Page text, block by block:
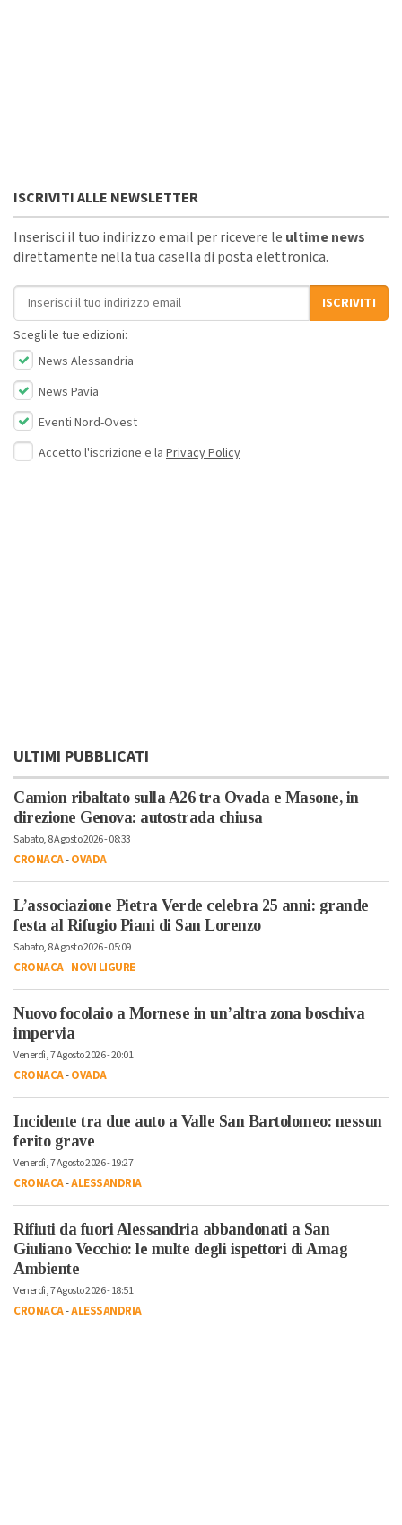
ISCRIVITI ALLE NEWSLETTER
Inserisci il tuo indirizzo email per ricevere le ultime news
direttamente nella tua casella di posta elettronica.
Indirizzo email
ISCRIVITI
Scegli le tue edizioni:
News Alessandria
News Pavia
Eventi Nord-Ovest
Accetto l'iscrizione e la Privacy Policy
ULTIMI PUBBLICATI
Camion ribaltato sulla A26 tra Ovada e Masone, in
direzione Genova: autostrada chiusa
Sabato, 8 Agosto 2026 - 08:33
CRONACA-OVADA
L’associazione Pietra Verde celebra 25 anni: grande
festa al Rifugio Piani di San Lorenzo
Sabato, 8 Agosto 2026 - 05:09
CRONACA-NOVI LIGURE
Nuovo focolaio a Mornese in un’altra zona boschiva
impervia
Venerdì, 7 Agosto 2026 - 20:01
CRONACA-OVADA
Incidente tra due auto a Valle San Bartolomeo: nessun
ferito grave
Venerdì, 7 Agosto 2026 - 19:27
CRONACA-ALESSANDRIA
Rifiuti da fuori Alessandria abbandonati a San
Giuliano Vecchio: le multe degli ispettori di Amag
Ambiente
Venerdì, 7 Agosto 2026 - 18:51
CRONACA-ALESSANDRIA